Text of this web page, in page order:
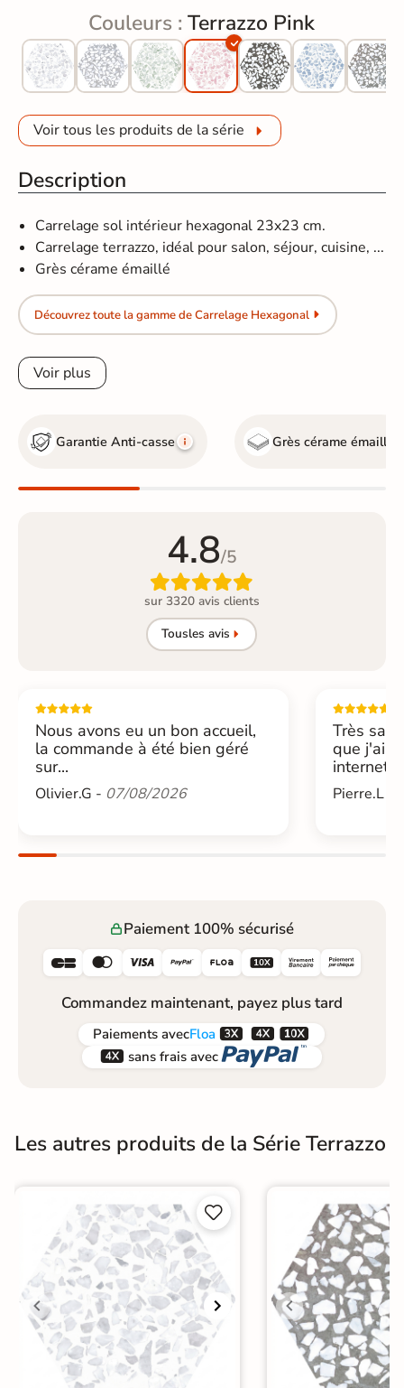
Couleurs :Terrazzo Pink
Voir tous les produits de la série
Description
Carrelage sol intérieur hexagonal 23x23 cm.
Carrelage terrazzo, idéal pour salon, séjour, cuisine, ...
Grès cérame émaillé
Découvrez toute la gamme de Carrelage Hexagonal
Voir plus
Garantie Anti-casse Grès cérame émaillé
4.8/5

sur 3320 avis clients
Tousles avis
Nous avons eu un bon accueil,
la commande à été bien géré
sur...
Olivier.G - 07/08/2026
Très
que j'ai
internet....
Pierre.L -
Paiement 100% sécurisé
     
Commandez maintenant, payez plus tard
Paiements avecFloa  
 sans frais avec 
Les autres produits de la Série Terrazzo

